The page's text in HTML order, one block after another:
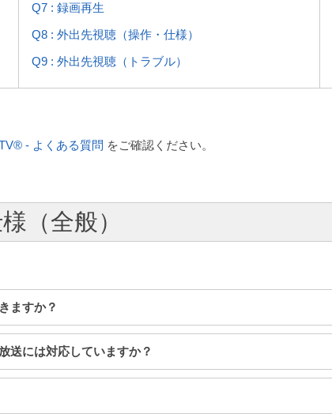
Q7 : 録画再生
Q8 : 外出先視聴（操作・仕様）
Q9 : 外出先視聴（トラブル）
- よくある質問 をご確認ください。
（全般）
ますか？
送には対応していますか？